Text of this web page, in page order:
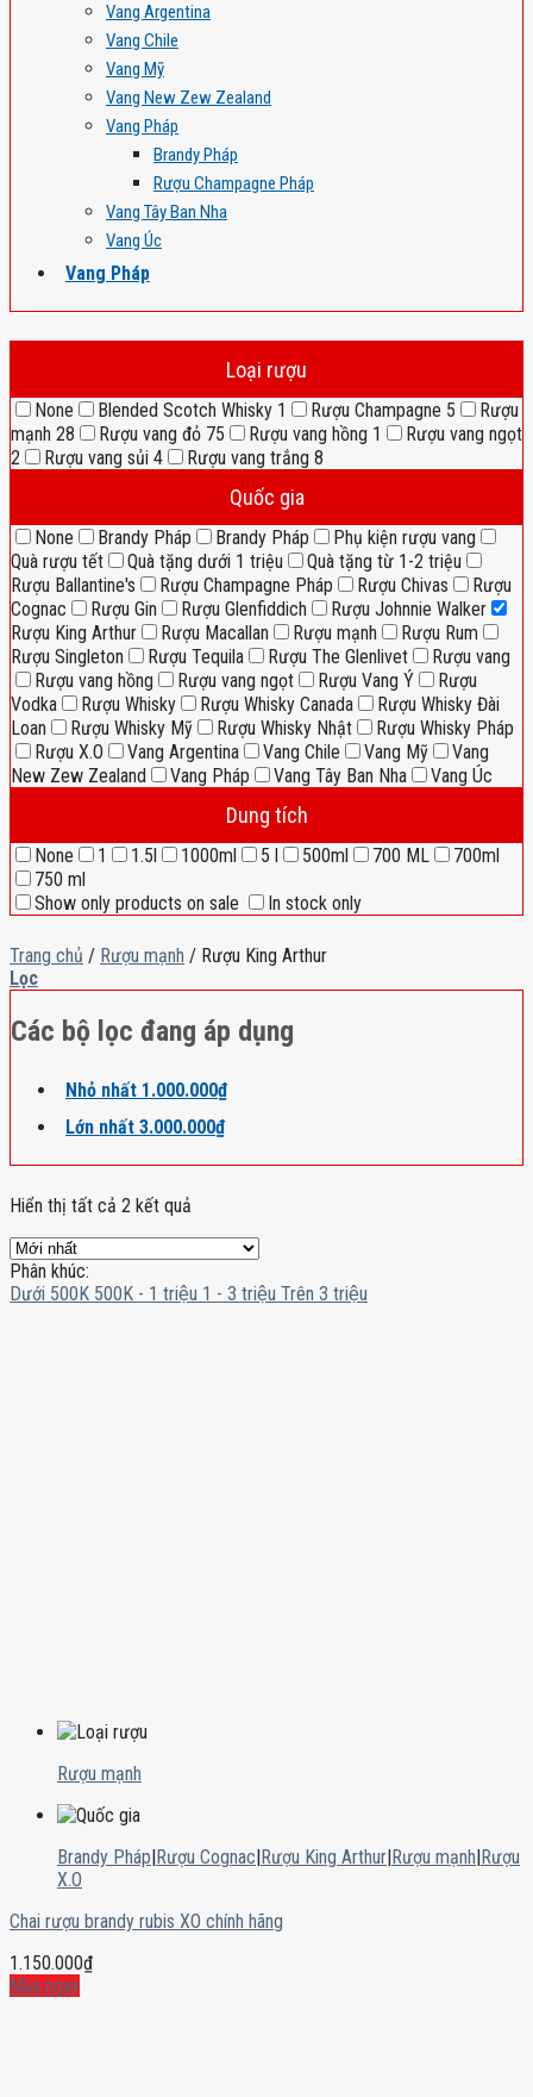
Vang Argentina
Vang Chile
Vang Mỹ
Vang New Zew Zealand
Vang Pháp
Brandy Pháp
Rượu Champagne Pháp
Vang Tây Ban Nha
Vang Úc
Vang Pháp
Loại rượu
None Blended Scotch Whisky 1 Rượu Champagne 5
Rượu
mạnh 28 Rượu vang đỏ 75 Rượu vang hồng 1
Rượu vang ngọt
2
Rượu vang sủi 4 Rượu vang trắng 8
Quốc gia
None Brandy Pháp Brandy Pháp
Phụ kiện rượu vang
Quà rượu tết
Quà tặng dưới 1 triệu
Quà tặng từ 1-2 triệu
Rượu Ballantine's
Rượu Champagne Pháp Rượu Chivas
Rượu
Cognac
Rượu Gin Rượu Glenfiddich
Rượu Johnnie Walker
Rượu King Arthur
Rượu Macallan Rượu mạnh
Rượu Rum
Rượu Singleton
Rượu Tequila Rượu The Glenlivet
Rượu vang
Rượu vang hồng
Rượu vang ngọt Rượu Vang Ý
Rượu
Vodka
Rượu Whisky Rượu Whisky Canada
Rượu Whisky Đài
Loan
Rượu Whisky Mỹ Rượu Whisky Nhật
Rượu Whisky Pháp
Rượu X.O
Vang Argentina Vang Chile Vang Mỹ
Vang
New Zew Zealand
Vang Pháp Vang Tây Ban Nha Vang Úc
Dung tích
None 1 1.5l 1000ml 5 l 500ml 700 ML
700ml
750 ml
Show only products on sale
In stock only
Trang chủ / Rượu mạnh / Rượu King Arthur
Lọc
Các bộ lọc đang áp dụng
Nhỏ nhất 1.000.000₫
Lớn nhất 3.000.000₫
Hiển thị tất cả 2 kết quả
Phân khúc:
Dưới 500K 500K - 1 triệu 1 - 3 triệu Trên 3 triệu
Rượu mạnh
Brandy Pháp|Rượu Cognac|Rượu King Arthur|Rượu mạnh|Rượu
X.O
Chai rượu brandy rubis XO chính hãng
1.150.000₫
Mua ngay